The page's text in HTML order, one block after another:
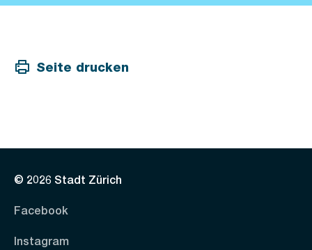
Seite drucken
© 2026 Stadt Zürich
Facebook
Instagram